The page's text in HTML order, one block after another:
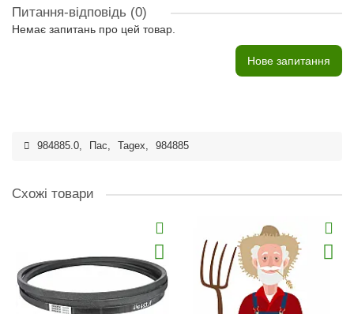
Питання-відповідь (0)
Немає запитань про цей товар.
Нове запитання
984885.0, Пас, Tagex, 984885
Схожі товари